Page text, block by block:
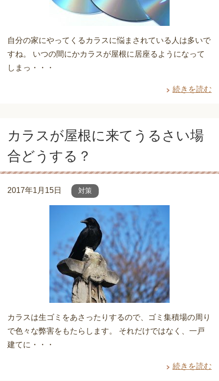
自分の家にやってくるカラスに悩まされている人は多いで
すね。 いつの間にかカラスが屋根に居座るようになって
しまっ・・・
続きを読む
カラスが屋根に来てうるさい場
合どうする？
2017年1月15日 対策
カラスは生ゴミをあさったりするので、ゴミ集積場の周り
で色々な弊害をもたらします。 それだけではなく、一戸
建てに・・・
続きを読む